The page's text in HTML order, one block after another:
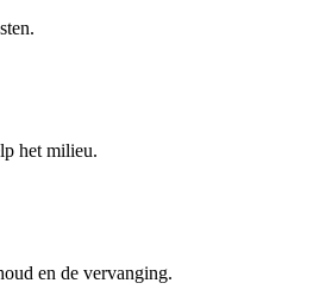
het milieu.
en de vervanging.